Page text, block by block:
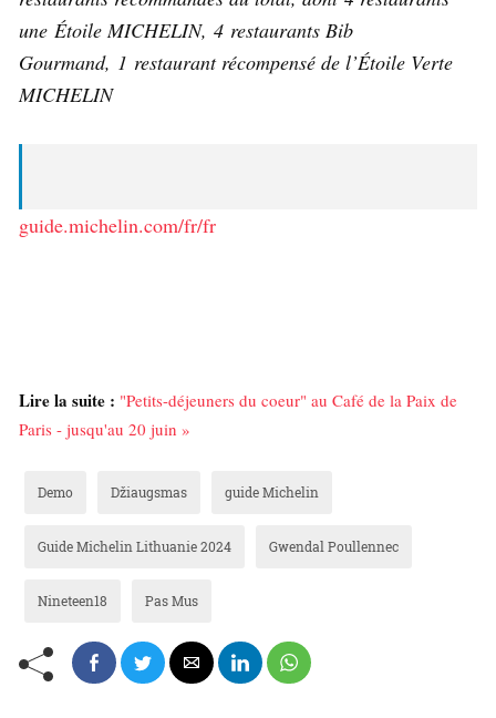
une Étoile MICHELIN, 4 restaurants Bib
Gourmand, 1 restaurant récompensé de l’Étoile Verte
MICHELIN
guide.michelin.com/fr/fr
Lire la suite : "Petits-déjeuners du coeur" au Café de la Paix de
Paris - jusqu'au 20 juin »
Demo Džiaugsmas guide Michelin
Guide Michelin Lithuanie 2024 Gwendal Poullennec
Nineteen18 Pas Mus